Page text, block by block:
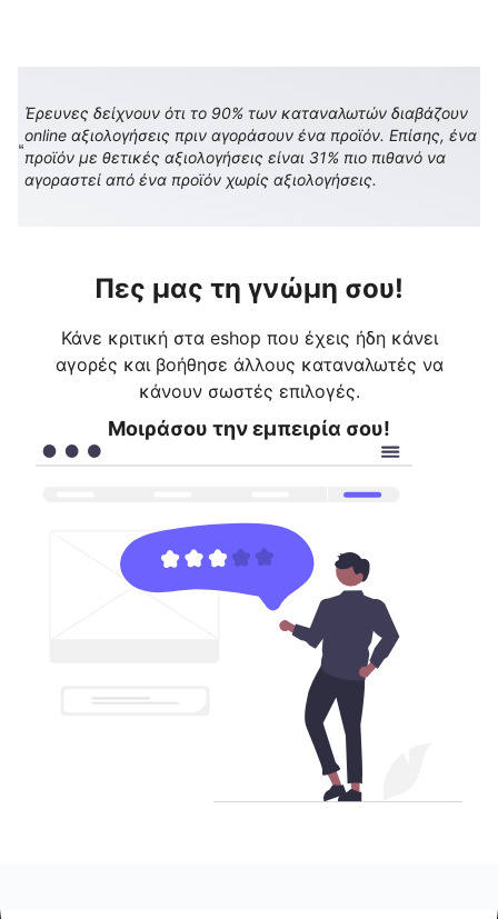
Έρευνες δείχνουν ότι το 90% των καταναλωτών διαβάζουν
online αξιολογήσεις πριν αγοράσουν ένα προϊόν. Επίσης, ένα
προϊόν με θετικές αξιολογήσεις είναι 31% πιο πιθανό να
αγοραστεί από ένα προϊόν χωρίς αξιολογήσεις.
Πες μας τη γνώμη σου!
Κάνε κριτική στα eshop που έχεις ήδη κάνει
αγορές και βοήθησε άλλους καταναλωτές να
κάνουν σωστές επιλογές.
Μοιράσου την εμπειρία σου!